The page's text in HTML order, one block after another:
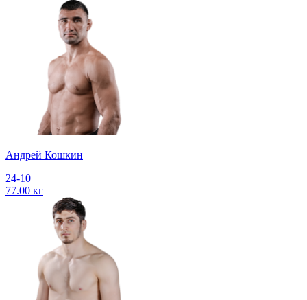
Андрей Кошкин
24-10
77.00 кг